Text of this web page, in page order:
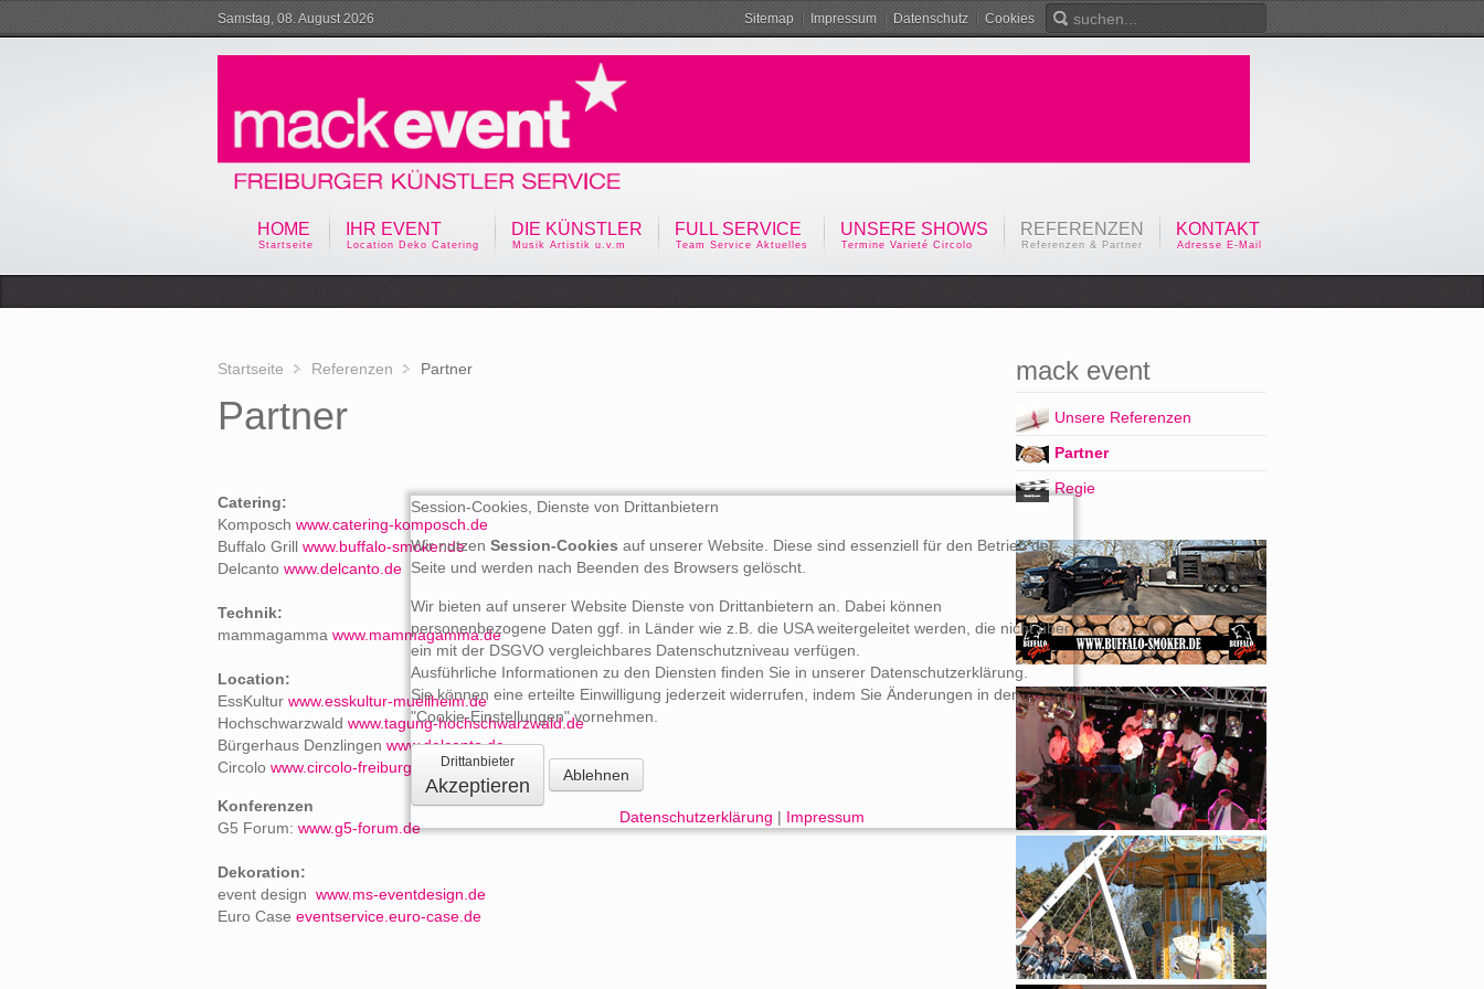
Samstag, 08. August 2026 Sitemap Impressum Datenschutz Cookies
HOME
Startseite
IHR EVENT
Location Deko Catering
DIE KÜNSTLER
Musik Artistik u.v.m
FULL SERVICE
Team Service Aktuelles
UNSERE SHOWS
Termine Varieté Circolo
REFERENZEN
Referenzen & Partner
KONTAKT
Adresse E-Mail
Startseite Referenzen Partner
Partner
Catering:
Komposch www.catering-komposch.de
Buffalo Grill www.buffalo-smoker.de
Delcanto www.delcanto.de
Technik:
mammagamma www.mammagamma.de
Location:
EssKultur www.esskultur-muellheim.de
Hochschwarzwald www.tagung-hochschwarzwald.de
Bürgerhaus Denzlingen www.delcanto.de
Circolo www.circolo-freiburg.de
Konferenzen
G5 Forum: www.g5-forum.de
Dekoration:
event design www.ms-eventdesign.de
Euro Case eventservice.euro-case.de
mack event
Unsere Referenzen
Partner
Regie
Session-Cookies, Dienste von Drittanbietern
Wir nutzen Session-Cookies auf unserer Website. Diese sind essenziell für den Betrieb der
Seite und werden nach Beenden des Browsers gelöscht.
Wir bieten auf unserer Website Dienste von Drittanbietern an. Dabei können
personenbezogene Daten ggf. in Länder wie z.B. die USA weitergeleitet werden, die nicht über
ein mit der DSGVO vergleichbares Datenschutzniveau verfügen.
Ausführliche Informationen zu den Diensten finden Sie in unserer Datenschutzerklärung.
Sie können eine erteilte Einwilligung jederzeit widerrufen, indem Sie Änderungen in den
"Cookie-Einstellungen" vornehmen.
Drittanbieter
Akzeptieren Ablehnen
Datenschutzerklärung | Impressum